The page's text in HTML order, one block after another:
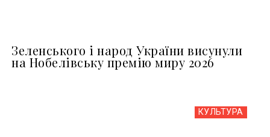
Зеленського і народ України висунули
на Нобелівську премію миру 2026
КУЛЬТУРА